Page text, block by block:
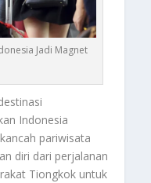
Jadi Magnet
Indonesia
pariwisata
diri dari perjalanan
Tiongkok untuk